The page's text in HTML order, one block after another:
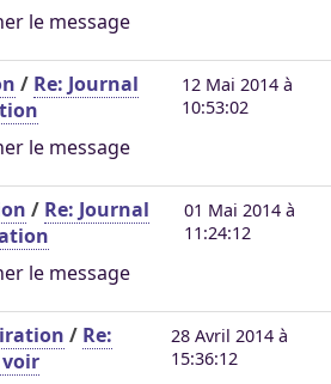
le message
/ Re: Journal
12 Mai 2014 à
10:53:02
le message
/ Re: Journal
01 Mai 2014 à
11:24:12
le message
/ Re:
voir
28 Avril 2014 à
15:36:12